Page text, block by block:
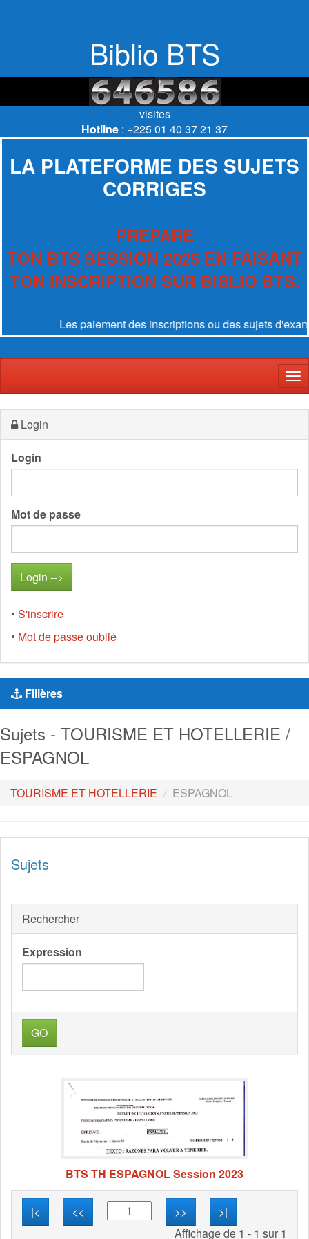
Biblio BTS
visites
Hotline : +225 01 40 37 21 37
LA PLATEFORME DES SUJETS
CORRIGES
PREPARE
TON BTS SESSION 2025 EN FAISANT
TON INSCRIPTION SUR BIBLIO BTS.
Les paiement des inscriptions ou des sujets
Login
Login
Mot de passe
• S'inscrire
• Mot de passe oublié
Filières
Sujets - TOURISME ET HOTELLERIE /
ESPAGNOL
TOURISME ET HOTELLERIE ESPAGNOL
Sujets
Rechercher
Expression
GO
BTS TH ESPAGNOL Session 2023
|< << >>
>|
Affichage de 1 - 1 sur 1